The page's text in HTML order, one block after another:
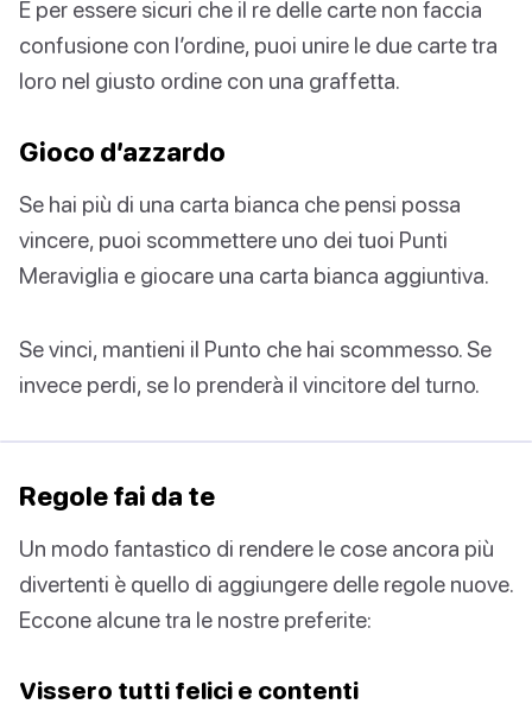
E per essere sicuri che il re delle carte non faccia
confusione con l’ordine, puoi unire le due carte tra
loro nel giusto ordine con una graffetta.
Gioco d’azzardo
Se hai più di una carta bianca che pensi possa
vincere, puoi scommettere uno dei tuoi Punti
Meraviglia e giocare una carta bianca aggiuntiva.
Se vinci, mantieni il Punto che hai scommesso. Se
invece perdi, se lo prenderà il vincitore del turno.
Regole fai da te
Un modo fantastico di rendere le cose ancora più
divertenti è quello di aggiungere delle regole nuove.
Eccone alcune tra le nostre preferite:
Vissero tutti felici e contenti